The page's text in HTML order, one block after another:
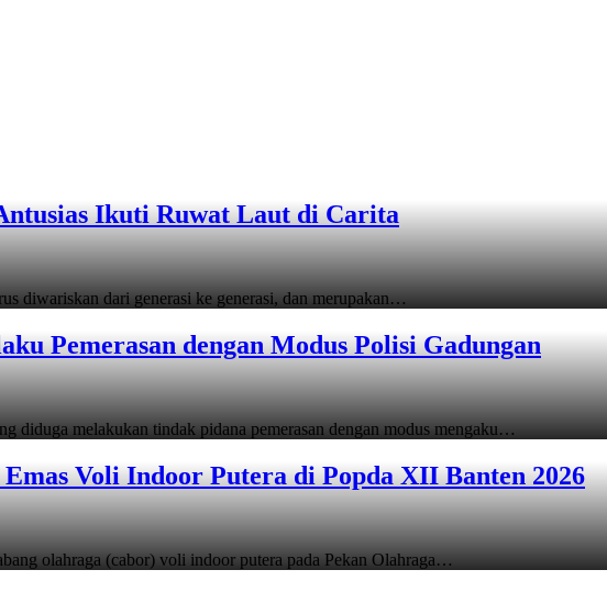
Ikuti Ruwat Laut di Carita
diwariskan dari generasi ke generasi, dan merupakan…
Pemerasan dengan Modus Polisi Gadungan
diduga melakukan tindak pidana pemerasan dengan modus mengaku…
Voli Indoor Putera di Popda XII Banten 2026
olahraga (cabor) voli indoor putera pada Pekan Olahraga…